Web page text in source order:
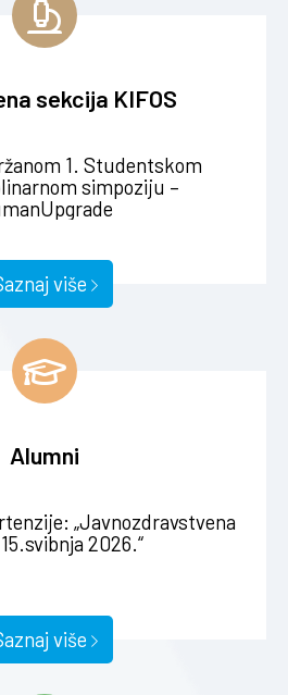
sekcija KIFOS
- 1. Studentski
simpozij
više
Alumni
Tomislava Biščana, mag.
cin.
više